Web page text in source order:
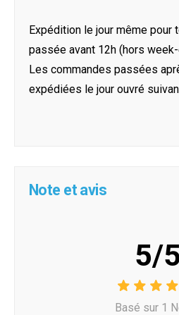
Expédition le jour même pour
passée avant 12h (hors
Les commandes passées
expédiées le jour ouvré
Note et avis
5/5
Basé sur 1